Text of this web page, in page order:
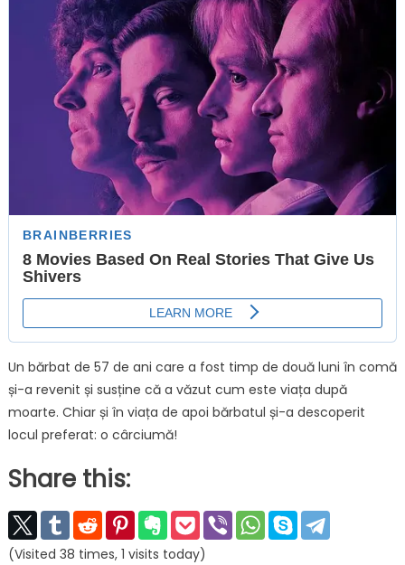
Un bărbat de 57 de ani care a fost timp de două luni în comă
și-a revenit și susține că a văzut cum este viața după
moarte. Chiar și în viața de apoi bărbatul și-a descoperit
locul preferat: o cârciumă!
Share this:
(Visited 38 times, 1 visits today)